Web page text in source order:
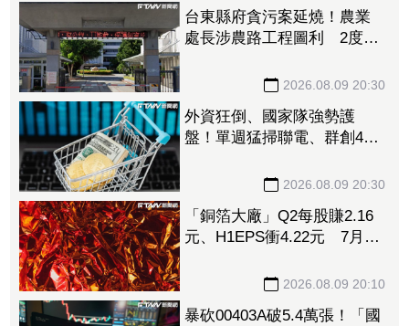
台東縣府貪污案延燒！農業
處長涉農路工程圖利 2度交
2026.08.09 20:30
外資狂倒、國家隊強勢護
盤！單週猛掃聯電、群創4萬
2026.08.09 20:30
「銅箔大廠」Q2每股賺2.16
元、H1EPS衝4.22元 7月營
2026.08.09 20:10
暴砍00403A破5.4萬張！「國